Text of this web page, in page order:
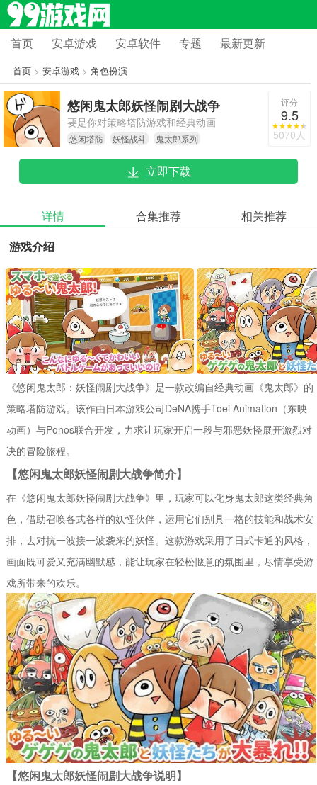
首页 安卓游戏 安卓软件 专题 最新更新
首页> 安卓游戏> 角色扮演
悠闲鬼太郎妖怪闹剧大战争
要是你对策略塔防游戏和经典动画
《鬼太郎》都感兴趣，那《悠闲鬼太
郎妖怪闹剧大战争》肯定是一款不容
错过的游戏。赶紧组建属于你的妖怪
悠闲塔防 妖怪战斗 鬼太郎系列
评分
9.5
5070人
立即下载
详情 合集推荐
相关推荐
游戏介绍
《悠闲鬼太郎：妖怪闹剧大战争》是一款改编自经典动画《鬼太郎》的
策略塔防游戏。该作由日本游戏公司DeNA携手Toei Animation（东映
动画）与Ponos联合开发，力求让玩家开启一段与邪恶妖怪展开激烈对
决的冒险旅程。
【悠闲鬼太郎妖怪闹剧大战争简介】
在《悠闲鬼太郎妖怪闹剧大战争》里，玩家可以化身鬼太郎这类经典角
色，借助召唤各式各样的妖怪伙伴，运用它们别具一格的技能和战术安
排，去对抗一波接一波袭来的妖怪。这款游戏采用了日式卡通的风格，
画面既可爱又充满幽默感，能让玩家在轻松惬意的氛围里，尽情享受游
戏所带来的欢乐。
【悠闲鬼太郎妖怪闹剧大战争说明】